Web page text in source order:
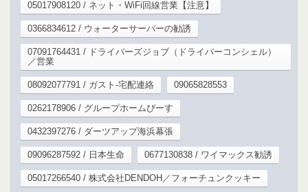
05017908120 / ネット・WiFi回線営業【注意】
0366834612 / ウォーターサーバーの勧誘
07091764431 / ドライバーズジョブ（ドライバーコンシェル）
／営業
08092077791 / ガスト-宅配連絡 09065828553
0262178906 / グループホームぴーす
0432397276 / ダーツアップ海浜幕張
09096287592 / 日本生命 0677130838 / ワイマックス勧誘
05017266540 / 株式会社DENDOH／フォーチュンクッキー